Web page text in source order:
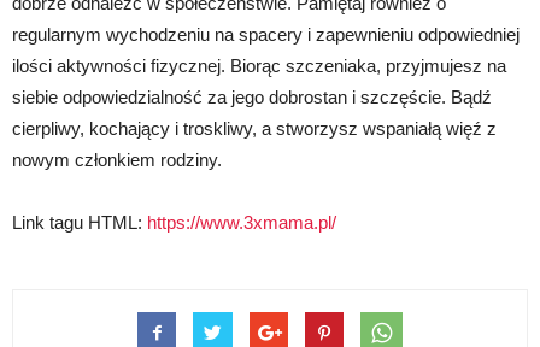
regularnym wychodzeniu na spacery i zapewnieniu odpowiedniej
ilości aktywności fizycznej. Biorąc szczeniaka, przyjmujesz na
siebie odpowiedzialność za jego dobrostan i szczęście. Bądź
cierpliwy, kochający i troskliwy, a stworzysz wspaniałą więź z
nowym członkiem rodziny.
Link tagu HTML: https://www.3xmama.pl/